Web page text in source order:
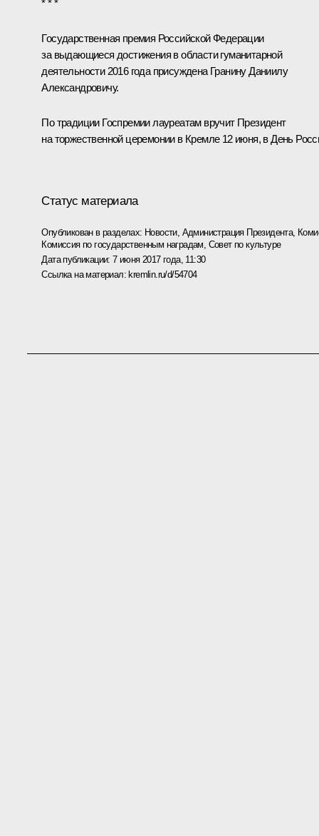
* * *
Государственная премия Российской Федерации
за выдающиеся достижения в области гуманитарной
деятельности 2016 года присуждена Гранину Даниилу
Александровичу.
По традиции Госпремии лауреатам вручит Президент
на торжественной церемонии в Кремле 12 июня, в День
Статус материала
Опубликован в разделах: Новости, Администрация Президента,
Комиссия по государственным наградам Совет по культуре
Дата публикации:7 июня 2017 года, 11:30
Ссылка на материал: kremlin.ru/d/54704